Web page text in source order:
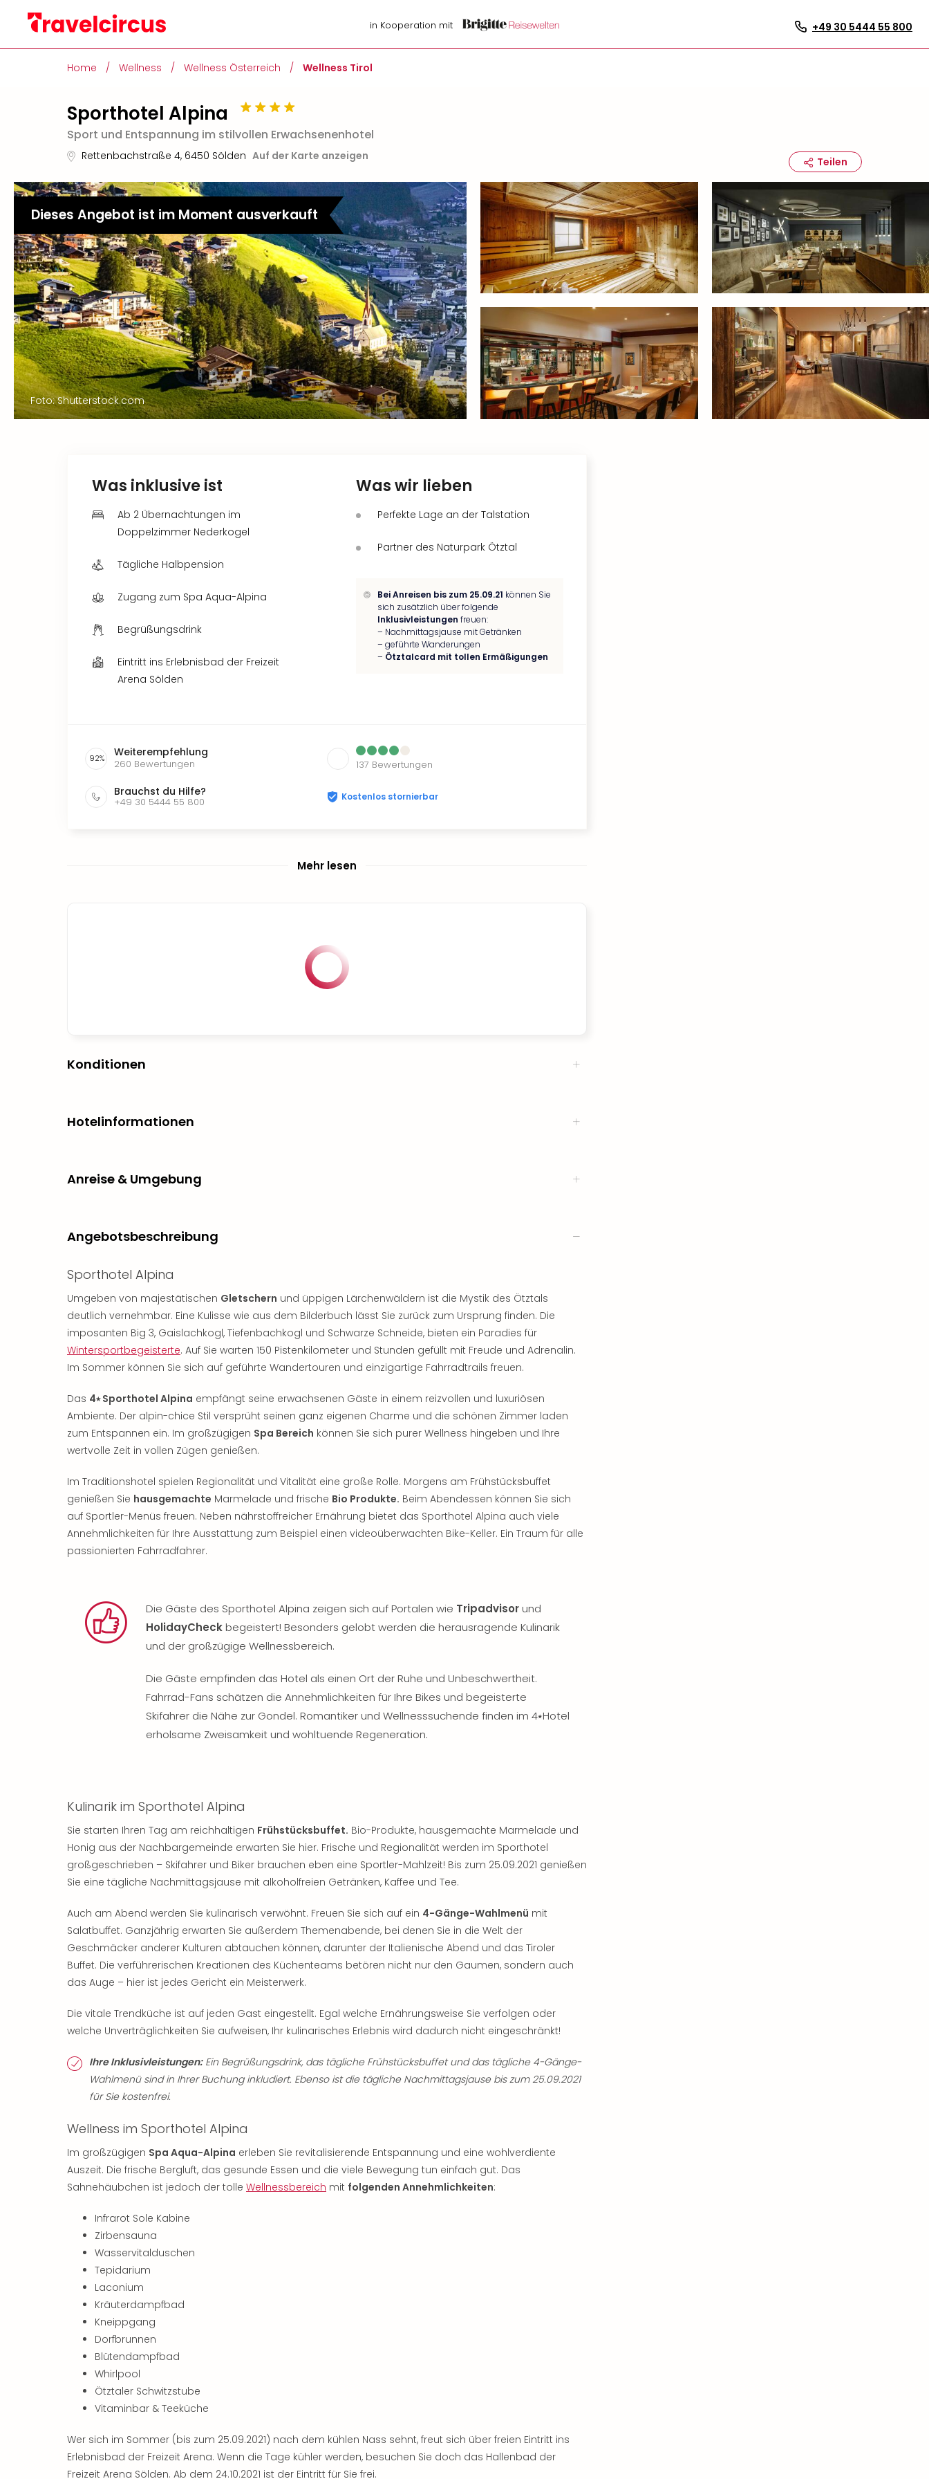
in Kooperation mit +49 30 5444 55 800
Home / Wellness / Wellness Österreich / Wellness Tirol
Sporthotel Alpina
Sport und Entspannung im stilvollen Erwachsenenhotel
Rettenbachstraße 4, 6450 Sölden Auf der Karte anzeigen Teilen
Dieses Angebot ist im Moment ausverkauft
Foto: Shutterstock.com
Was inklusive ist
Ab 2 Übernachtungen im
Doppelzimmer Nederkogel
Tägliche Halbpension
Zugang zum Spa Aqua-Alpina
Begrüßungsdrink
Eintritt ins Erlebnisbad der Freizeit
Arena Sölden
Was wir lieben
Perfekte Lage an der Talstation
Partner des Naturpark Ötztal
Bei Anreisen bis zum 25.09.21 können Sie
sich zusätzlich über folgende
Inklusivleistungen freuen:
– Nachmittagsjause mit Getränken
– geführte Wanderungen
– Ötztalcard mit tollen Ermäßigungen
92% Weiterempfehlung
260 Bewertungen 137 Bewertungen
Brauchst du Hilfe?
+49 30 5444 55 800 Kostenlos stornierbar
Mehr lesen
Konditionen
Hotelinformationen
Anreise & Umgebung
Angebotsbeschreibung
Sporthotel Alpina
Umgeben von majestätischen Gletschern und üppigen Lärchenwäldern ist die Mystik des Ötztals
deutlich vernehmbar. Eine Kulisse wie aus dem Bilderbuch lässt Sie zurück zum Ursprung finden. Die
imposanten Big 3, Gaislachkogl, Tiefenbachkogl und Schwarze Schneide, bieten ein Paradies für
Wintersportbegeisterte. Auf Sie warten 150 Pistenkilometer und Stunden gefüllt mit Freude und Adrenalin.
Im Sommer können Sie sich auf geführte Wandertouren und einzigartige Fahrradtrails freuen.
Das 4⭑ Sporthotel Alpina empfängt seine erwachsenen Gäste in einem reizvollen und luxuriösen
Ambiente. Der alpin-chice Stil versprüht seinen ganz eigenen Charme und die schönen Zimmer laden
zum Entspannen ein. Im großzügigen Spa Bereich können Sie sich purer Wellness hingeben und Ihre
wertvolle Zeit in vollen Zügen genießen.
Im Traditionshotel spielen Regionalität und Vitalität eine große Rolle. Morgens am Frühstücksbuffet
genießen Sie hausgemachte Marmelade und frische Bio Produkte. Beim Abendessen können Sie sich
auf Sportler-Menüs freuen. Neben nährstoffreicher Ernährung bietet das Sporthotel Alpina auch viele
Annehmlichkeiten für Ihre Ausstattung zum Beispiel einen videoüberwachten Bike-Keller. Ein Traum für alle
passionierten Fahrradfahrer.
Die Gäste des Sporthotel Alpina zeigen sich auf Portalen wie Tripadvisorund
HolidayCheckbegeistert! Besonders gelobt werden die herausragende Kulinarik
und der großzügige Wellnessbereich.
Die Gäste empfinden das Hotel als einen Ort der Ruhe und Unbeschwertheit.
Fahrrad-Fans schätzen die Annehmlichkeiten für Ihre Bikes und begeisterte
Skifahrer die Nähe zur Gondel. Romantiker und Wellnesssuchende finden im 4⭑Hotel
erholsame Zweisamkeit und wohltuende Regeneration.
Kulinarik im Sporthotel Alpina
Sie starten Ihren Tag am reichhaltigen Frühstücksbuffet. Bio-Produkte, hausgemachte Marmelade und
Honig aus der Nachbargemeinde erwarten Sie hier. Frische und Regionalität werden im Sporthotel
großgeschrieben – Skifahrer und Biker brauchen eben eine Sportler-Mahlzeit! Bis zum 25.09.2021 genießen
Sie eine tägliche Nachmittagsjause mit alkoholfreien Getränken, Kaffee und Tee.
Auch am Abend werden Sie kulinarisch verwöhnt. Freuen Sie sich auf ein 4-Gänge-Wahlmenü mit
Salatbuffet. Ganzjährig erwarten Sie außerdem Themenabende, bei denen Sie in die Welt der
Geschmäcker anderer Kulturen abtauchen können, darunter der Italienische Abend und das Tiroler
Buffet. Die verführerischen Kreationen des Küchenteams betören nicht nur den Gaumen, sondern auch
das Auge – hier ist jedes Gericht ein Meisterwerk.
Die vitale Trendküche ist auf jeden Gast eingestellt. Egal welche Ernährungsweise Sie verfolgen oder
welche Unverträglichkeiten Sie aufweisen, Ihr kulinarisches Erlebnis wird dadurch nicht eingeschränkt!
Ihre Inklusivleistungen:Ein Begrüßungsdrink, das tägliche Frühstücksbuffet und das tägliche 4-Gänge-
Wahlmenü sind in Ihrer Buchung inkludiert. Ebenso ist die tägliche Nachmittagsjause bis zum 25.09.2021
für Sie kostenfrei.
Wellness im Sporthotel Alpina
Im großzügigen Spa Aqua-Alpina erleben Sie revitalisierende Entspannung und eine wohlverdiente
Auszeit. Die frische Bergluft, das gesunde Essen und die viele Bewegung tun einfach gut. Das
Sahnehäubchen ist jedoch der tolle Wellnessbereich mit folgenden Annehmlichkeiten:
Infrarot Sole Kabine
Zirbensauna
Wasservitalduschen
Tepidarium
Laconium
Kräuterdampfbad
Kneippgang
Dorfbrunnen
Blütendampfbad
Whirlpool
Ötztaler Schwitzstube
Vitaminbar & Teeküche
Wer sich im Sommer (bis zum 25.09.2021) nach dem kühlen Nass sehnt, freut sich über freien Eintritt ins
Erlebnisbad der Freizeit Arena. Wenn die Tage kühler werden, besuchen Sie doch das Hallenbad der
Freizeit Arena Sölden. Ab dem 24.10.2021 ist der Eintritt für Sie frei.